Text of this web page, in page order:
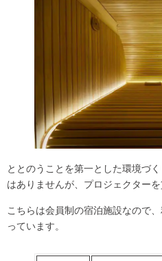
ととのうことを第一とした環境づ
はありませんが、プロジェクターを
こちらは会員制の宿泊施設なので
っています。